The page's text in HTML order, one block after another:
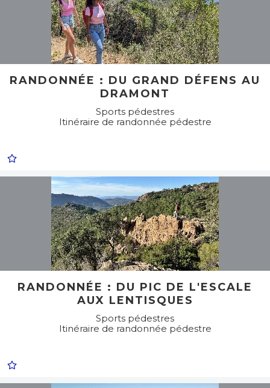
RANDONNÉE : DU GRAND DÉFENS AU
DRAMONT
Sports pédestres
Itinéraire de randonnée pédestre
RANDONNÉE : DU PIC DE L'ESCALE
AUX LENTISQUES
Sports pédestres
Itinéraire de randonnée pédestre